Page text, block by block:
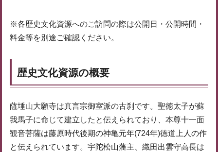
※各歴史文化資源へのご訪問の際は公開日・公開時間・
料金等を別途ご確認ください。
歴史文化資源の概要
薩埵山大願寺は真言宗御室派の古刹です。聖徳太子が蘇
我馬子に命じて建立したと伝えられており、本尊十一面
観音菩薩は藤原時代後期の神亀元年(724年)徳道上人の作
と伝えられています。宇陀松山藩主、織田出雲守高長は